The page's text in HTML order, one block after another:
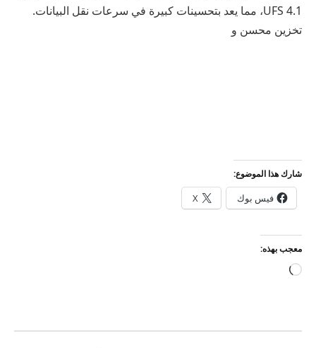
UFS 4.1، مما يعد بتحسينات كبيرة في سرعات نقل البيانات.
تخزين محسن و
شارك هذا الموضوع:
فيس بوك X
معجب بهذه:
جاري